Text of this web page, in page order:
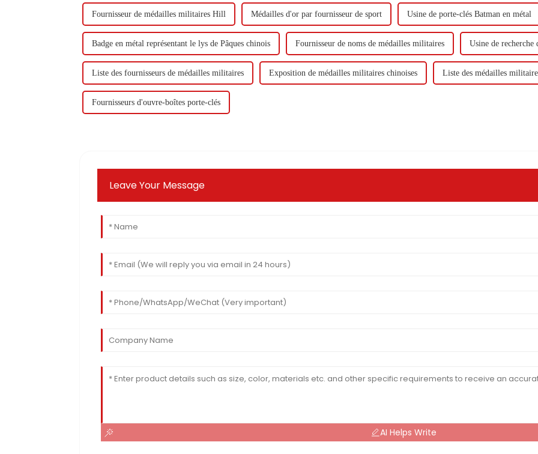
Fournisseur de médailles militaires Hill Médailles d'or par fournisseur de sport Usine de porte-clés Batman en métal
Badge en métal représentant le lys de Pâques chinois Fournisseur de noms de médailles militaires Usine de
Liste des fournisseurs de médailles militaires Exposition de médailles militaires chinoises Liste des médailles
Fournisseurs d'ouvre-boîtes porte-clés
Leave Your Message
AI Helps Write